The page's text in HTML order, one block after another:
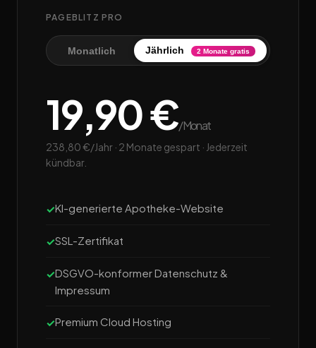
PAGEBLITZ PRO
Monatlich Jährlich 2 Monate gratis
19,90 €/Monat
238,80 €/Jahr · 2 Monate gespart · Jederzeit
kündbar.
KI-generierte Apotheke-Website
SSL-Zertifikat
DSGVO-konformer Datenschutz &
Impressum
Premium Cloud Hosting